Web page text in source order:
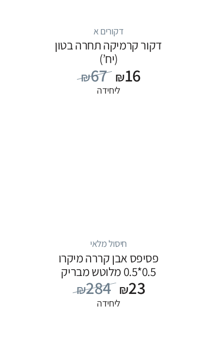
דקורים א
דקור קרמיקה תחרה בטון
(יח’)
₪67 ₪16
ליחידה
חיסול מלאי
פסיפס אבן קררה מיקרו
0.5*0.5 מלוטש מבריק
₪284 ₪23
ליחידה